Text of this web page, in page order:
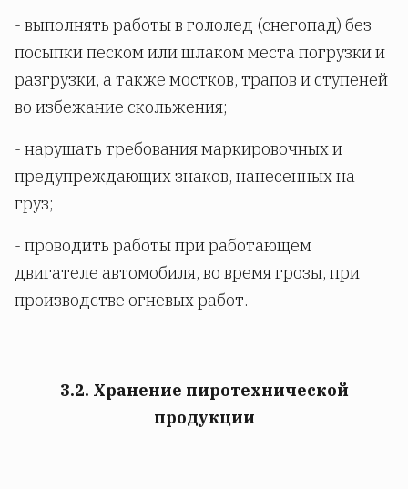
- выполнять работы в гололед (снегопад) без
посыпки песком или шлаком места погрузки и
разгрузки, а также мостков, трапов и ступеней
во избежание скольжения;
- нарушать требования маркировочных и
предупреждающих знаков, нанесенных на
груз;
- проводить работы при работающем
двигателе автомобиля, во время грозы, при
производстве огневых работ.
3.2. Хранение пиротехнической
продукции